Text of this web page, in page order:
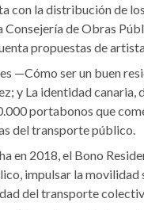
con la distribución de
de Obras
propuestas de
—Cómo ser un buen
y La identidad
portabonos que
del transporte público.
en 2018, el Bono
impulsar la
del transporte